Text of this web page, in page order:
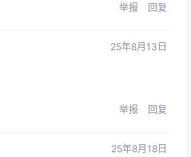
举报 回复
25年8月13日
举报 回复
25年8月18日